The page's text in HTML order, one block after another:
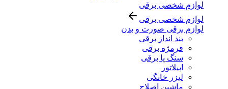
لوازم شخصی برقی
لوازم شخصی برقی
لوازم برقی صورت و بدن
بند انداز برقی
فرمژه برقی
سنگ پا برقی
اپیلاتور
لیزر خانگی
ماشین اصلاح